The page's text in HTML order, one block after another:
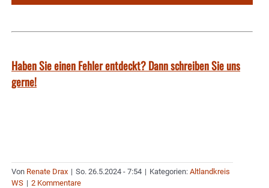
Haben Sie einen Fehler entdeckt? Dann schreiben Sie uns
gerne!
Von Renate Drax | So. 26.5.2024 - 7:54 | Kategorien: Altlandkreis
WS | 2 Kommentare